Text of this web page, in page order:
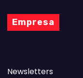
Empresa
Newsletters